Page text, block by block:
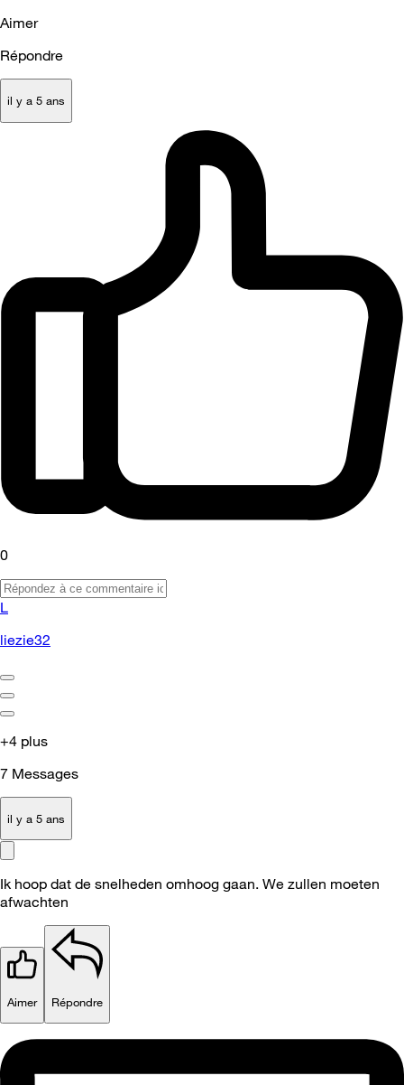
Aimer
Répondre
il y a 5 ans
0
L
liezie32
+4 plus
7 Messages
il y a 5 ans
Ik hoop dat de snelheden omhoog gaan. We zullen moeten
afwachten
Aimer Répondre